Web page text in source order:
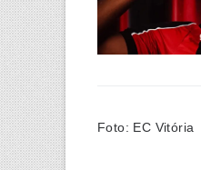
Foto: EC Vitória